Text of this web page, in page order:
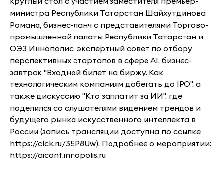
министра Республики Татарстан Шайхутдинова
Романа, бизнес-ланч с представителями Торгово-
промышленной палаты Республики Татарстан и
ОЭЗ Иннополис, экспертный совет по отбору
перспективных стартапов в сфере AI, бизнес-
завтрак "Входной билет на биржу. Как
технологическим компаниям добегать до IPO", а
также дискуссию "Кто заплатит за ИИ", где
поделился со слушателями видением трендов и
будущего рынка искусственного интеллекта в
России (запись трансляции доступна по ссылке
https://clck.ru/35P8Uw). Подробнее о мероприятии:
https://aiconf.innopolis.ru